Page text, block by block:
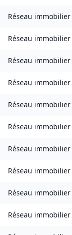
Réseau immobilier
Réseau immobilier
Réseau immobilier
Réseau immobilier
Réseau immobilier
Réseau immobilier
Réseau immobilier
Réseau immobilier
Réseau immobilier
Réseau immobilier